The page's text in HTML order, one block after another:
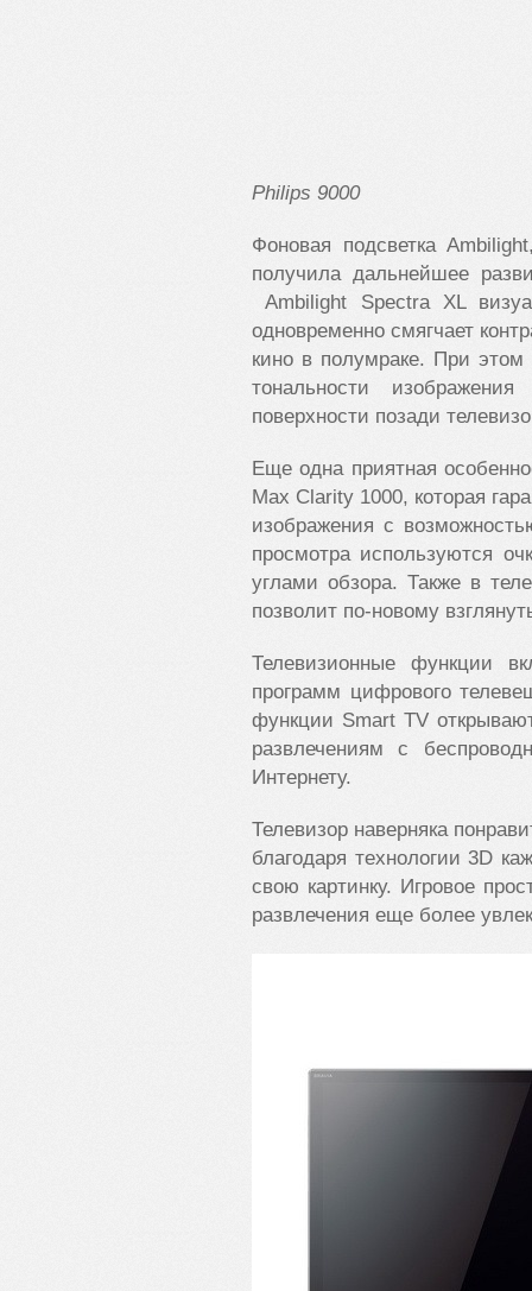
Philips 9000
Фоновая подсветка
получила дальнейшее
Ambilight Spectra XL
одновременно смягчает
кино в полумраке. При этом
тональности
поверхности позади
Еще одна приятная
Max Clarity 1000, которая
изображения с
просмотра используются
углами обзора. Также в
позволит по-новому
Телевизионные функции
программ цифрового
функции Smart TV
развлечениям с
Интернету.
Телевизор наверняка
благодаря технологии 3D
свою картинку. Игровое
развлечения еще более